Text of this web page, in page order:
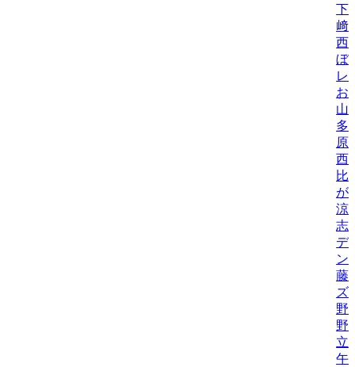
下
﨑
西
ぼ/
レ
お
山
多
原
西
比
が
涼/
志
デ
ン
藤
ズ
野
野
立
午